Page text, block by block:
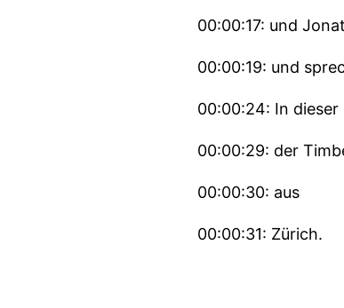
00:00:17: und
00:00:19: und
00:00:24: In
00:00:29: der
00:00:30: aus
00:00:31: Zürich.